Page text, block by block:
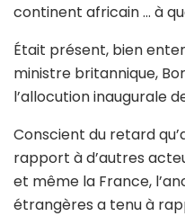
continent africain … à
Était présent, bien
ministre britannique,
l’allocution inaugurale
Conscient du retard
rapport à d’autres
et même la France,
étrangères a tenu à